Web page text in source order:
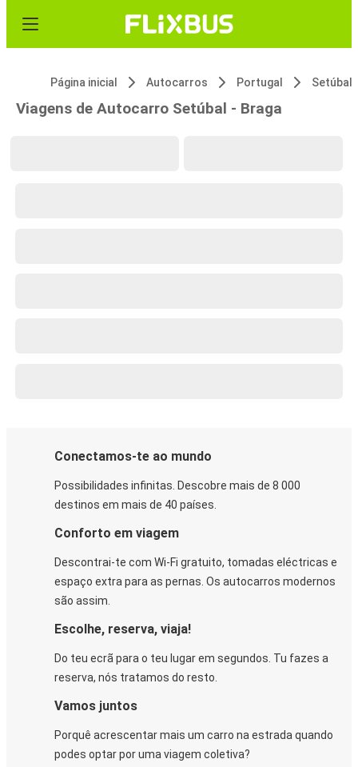
Página inicial Autocarros Portugal Setúbal
Viagens de Autocarro Setúbal - Braga
Conectamos-te ao mundo
Possibilidades infinitas. Descobre mais de 8 000
destinos em mais de 40 países.
Conforto em viagem
Descontrai-te com Wi-Fi gratuito, tomadas eléctricas e
espaço extra para as pernas. Os autocarros modernos
são assim.
Escolhe, reserva, viaja!
Do teu ecrã para o teu lugar em segundos. Tu fazes a
reserva, nós tratamos do resto.
Vamos juntos
Porquê acrescentar mais um carro na estrada quando
podes optar por uma viagem coletiva?